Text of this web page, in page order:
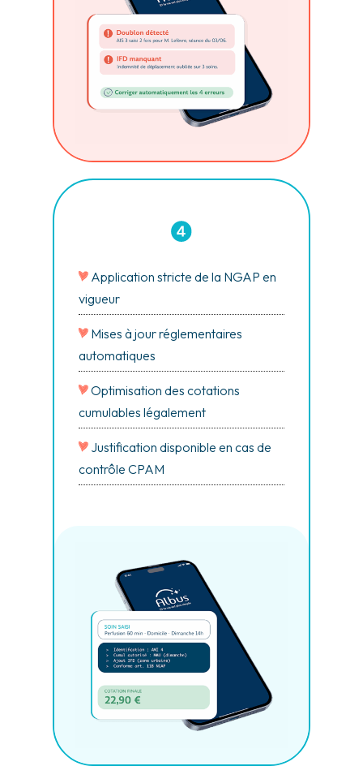
Application stricte de la NGAP en
vigueur
Mises à jour réglementaires
automatiques
Optimisation des cotations
cumulables légalement
Justification disponible en cas de
contrôle CPAM